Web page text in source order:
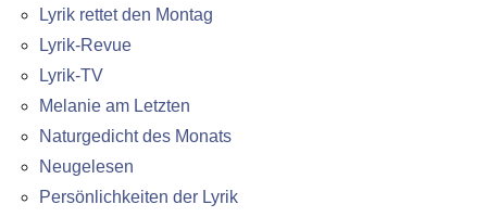
Lyrik rettet den Montag
Lyrik-Revue
Lyrik-TV
Melanie am Letzten
Naturgedicht des Monats
Neugelesen
Persönlichkeiten der Lyrik